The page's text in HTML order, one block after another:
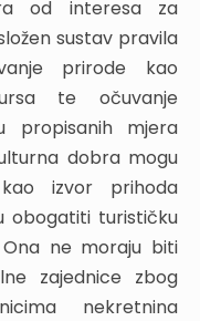
javnog vodnog
JAVNOGA
I KORISNIKA
I
TE DRUGIH
POGORŠANJA
od interesa za
sustav pravila
prirode kao
te očuvanje
propisanih mjera
dobra mogu
izvor prihoda
obogatiti turističku
Ona ne moraju biti
zajednice zbog
nekretnina